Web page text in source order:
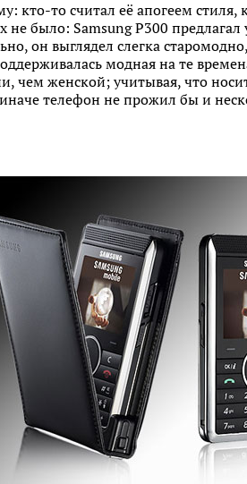
кто-то считал её апогеем стиля,
было: Samsung P300
он выглядел слегка
модная на те
чем женской; учитывая, что
телефон не прожил бы и